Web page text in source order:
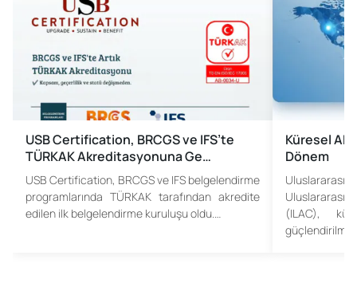
USB Certification, BRCGS ve IFS’te
TÜRKAK Akreditasyonuna Ge…
USB Certification, BRCGS ve IFS belgelendirme
programlarında TÜRKAK tarafından akredite
edilen ilk belgelendirme kuruluşu oldu.…
Küresel
Dönem
Uluslararası
(ILAC),